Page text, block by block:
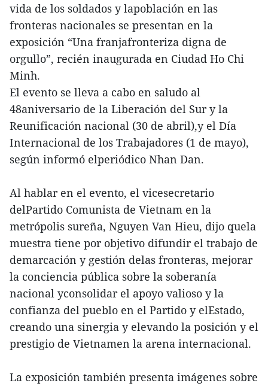
vida de los soldados y lapoblación en las
fronteras nacionales se presentan en la
exposición “Una franjafronteriza digna de
orgullo”, recién inaugurada en Ciudad Ho Chi
Minh.
El evento se lleva a cabo en saludo al
48aniversario de la Liberación del Sur y la
Reunificación nacional (30 de abril),y el Día
Internacional de los Trabajadores (1 de mayo),
según informó elperiódico Nhan Dan.
Al hablar en el evento, el vicesecretario
delPartido Comunista de Vietnam en la
metrópolis sureña, Nguyen Van Hieu, dijo quela
muestra tiene por objetivo difundir el trabajo de
demarcación y gestión delas fronteras, mejorar
la conciencia pública sobre la soberanía
nacional yconsolidar el apoyo valioso y la
confianza del pueblo en el Partido y elEstado,
creando una sinergia y elevando la posición y el
prestigio de Vietnamen la arena internacional.
La exposición también presenta imágenes sobre